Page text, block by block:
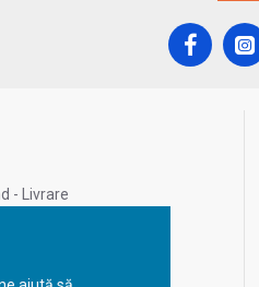
- Livrare